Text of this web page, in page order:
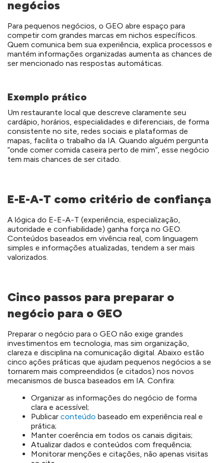
negócios
Para pequenos negócios, o GEO abre espaço para
competir com grandes marcas em nichos específicos.
Quem comunica bem sua experiência, explica processos e
mantém informações organizadas aumenta as chances de
ser mencionado nas respostas automáticas.
Exemplo prático
Um restaurante local que descreve claramente seu
cardápio, horários, especialidades e diferenciais, de forma
consistente no site, redes sociais e plataformas de
mapas, facilita o trabalho da IA. Quando alguém pergunta
“onde comer comida caseira perto de mim”, esse negócio
tem mais chances de ser citado.
E-E-A-T como critério de confiança
A lógica do E-E-A-T (experiência, especialização,
autoridade e confiabilidade) ganha força no GEO.
Conteúdos baseados em vivência real, com linguagem
simples e informações atualizadas, tendem a ser mais
valorizados.
Cinco passos para preparar o
negócio para o GEO
Preparar o negócio para o GEO não exige grandes
investimentos em tecnologia, mas sim organização,
clareza e disciplina na comunicação digital. Abaixo estão
cinco ações práticas que ajudam pequenos negócios a se
tornarem mais compreendidos (e citados) nos novos
mecanismos de busca baseados em IA. Confira:
Organizar as informações do negócio de forma
clara e acessível;
Publicar conteúdo baseado em experiência real e
prática;
Manter coerência em todos os canais digitais;
Atualizar dados e conteúdos com frequência;
Monitorar menções e citações, não apenas visitas